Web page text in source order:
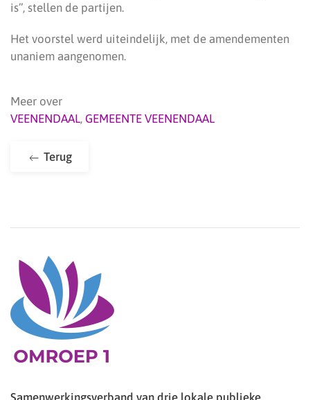
is”, stellen de partijen.
Het voorstel werd uiteindelijk, met de amendementen
unaniem aangenomen.
Meer over
VEENENDAAL, GEMEENTE VEENENDAAL
Terug